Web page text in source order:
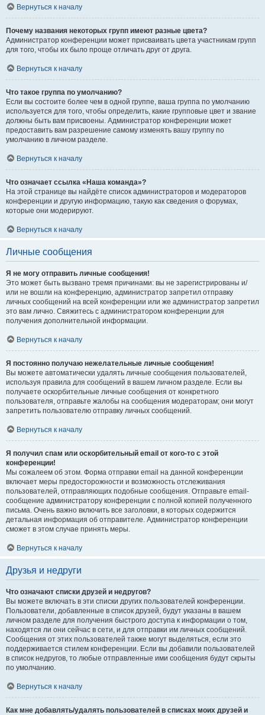
Вернуться к началу
Почему названия некоторых групп имеют разные цвета?
Администратор конференции может присваивать цвета участникам групп
для того, чтобы их было проще отличать друг от друга.
Вернуться к началу
Что такое группа по умолчанию?
Если вы состоите более чем в одной группе, ваша группа по умолчанию
используется для того, чтобы определить, какие групповые цвет и звание
должны быть вам присвоены. Администратор конференции может
предоставить вам разрешение самому изменять вашу группу по
умолчанию в личном разделе.
Вернуться к началу
Что означает ссылка «Наша команда»?
На этой странице вы найдёте список администраторов и модераторов
конференции и другую информацию, такую как сведения о форумах,
которые они модерируют.
Вернуться к началу
Личные сообщения
Я не могу отправить личные сообщения!
Это может быть вызвано тремя причинами: вы не зарегистрированы и/
или не вошли на конференцию, администратор запретил отправку
личных сообщений на всей конференции или же администратор запретил
это вам лично. Свяжитесь с администратором конференции для
получения дополнительной информации.
Вернуться к началу
Я постоянно получаю нежелательные личные сообщения!
Вы можете автоматически удалять личные сообщения пользователей,
используя правила для сообщений в вашем личном разделе. Если вы
получаете оскорбительные личные сообщения от конкретного
пользователя, отправьте жалобы на сообщения модераторам; они могут
запретить пользователю отправку личных сообщений.
Вернуться к началу
Я получил спам или оскорбительный email от кого-то с этой
конференции!
Мы сожалеем об этом. Форма отправки email на данной конференции
включает меры предосторожности и возможность отслеживания
пользователей, отправляющих подобные сообщения. Отправьте email-
сообщение администратору конференции с полной копией полученного
письма. Очень важно включить все заголовки, в которых содержится
детальная информация об отправителе. Администратор конференции
сможет в этом случае принять меры.
Вернуться к началу
Друзья и недруги
Что означают списки друзей и недругов?
Вы можете включать в эти списки других пользователей конференции.
Пользователи, добавленные в список друзей, будут указаны в вашем
личном разделе для получения быстрого доступа к информации о том,
находятся ли они сейчас в сети, и для отправки им личных сообщений.
Сообщения от этих пользователей также могут выделяться, если это
поддерживается стилем конференции. Если вы добавили пользователей
в список недругов, то любые отправленные ими сообщения будут скрыты
по умолчанию.
Вернуться к началу
Как мне добавлять/удалять пользователей в списках моих друзей и